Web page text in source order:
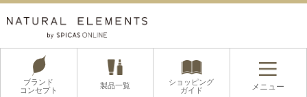
ブランド
コンセプト
製品一覧
ショッピング
ガイド
メニュー